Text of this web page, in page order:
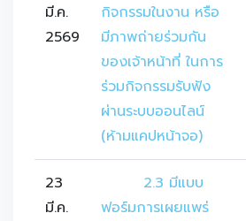
มี.ค.
2569
กิจกรรมในงาน หรือ
มีภาพถ่ายร่วมกัน
ของเจ้าหน้าที่ ในการ
ร่วมกิจกรรมรับฟัง
ผ่านระบบออนไลน์
(ห้ามแคปหน้าจอ)
23
มี.ค.
ฟอร์มการเผยแพร่